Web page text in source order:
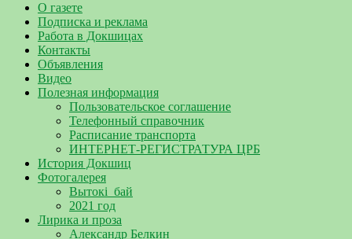
О газете
Подписка и реклама
Работа в Докшицах
Контакты
Объявления
Видео
Полезная информация
Пользовательское соглашение
Телефонный справочник
Расписание транспорта
ИНТЕРНЕТ-РЕГИСТРАТУРА ЦРБ
История Докшиц
Фотогалерея
Вытокі_бай
2021 год
Лирика и проза
Александр Белкин